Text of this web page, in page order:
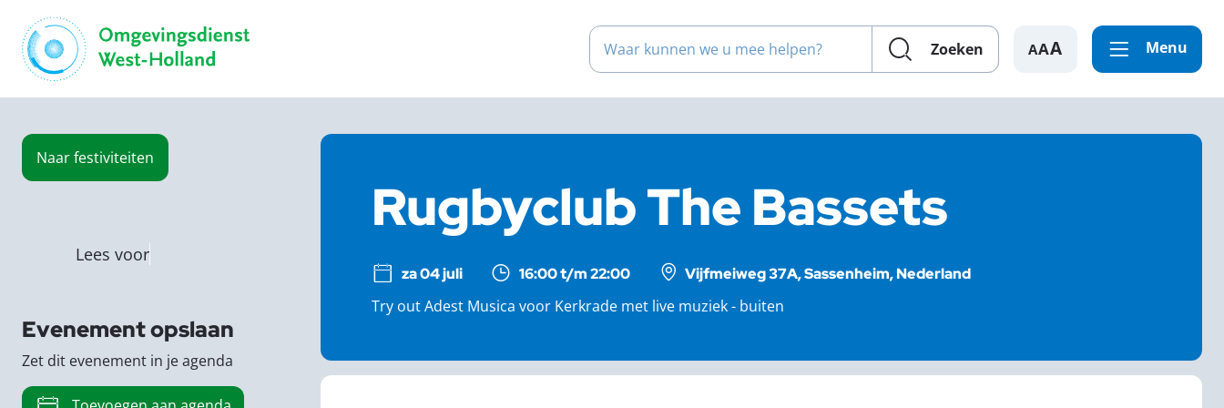
Waar kunnen we u mee helpen?
Zoeken A Menu
Naarfestiviteiten
Rugbyclub The Bassets
za 04 juli 16:00 t/m 22:00
Vijfmeiweg 37A, Sassenheim, Nederland
Try out Adest Musica voor Kerkrade met live muziek - buiten
Lees voor
Evenement opslaan
Zet dit evenement in je agenda